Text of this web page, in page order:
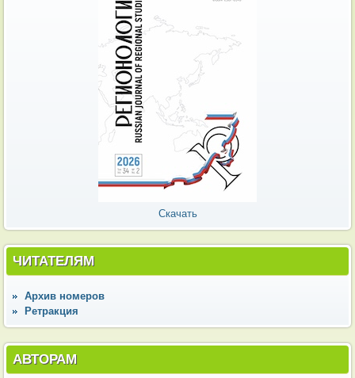
Скачать
ЧИТАТЕЛЯМ
Архив номеров
Ретракция
АВТОРАМ